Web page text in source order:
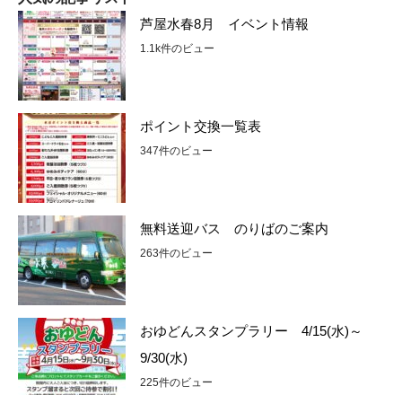
芦屋水春8月 イベント情報
1.1k件のビュー
ポイント交換一覧表
347件のビュー
無料送迎バス のりばのご案内
263件のビュー
おゆどんスタンプラリー 4/15(水)～
9/30(水)
225件のビュー